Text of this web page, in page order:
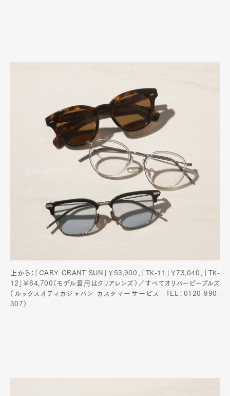
上から：「CARY GRANT SUN」￥53,900、「TK-11」￥73,040、「TK-
12」￥84,700（モデル着用はクリアレンズ）／すべてオリバーピープルズ
（ルックスオティカジャパン カスタマーサービス TEL：0120-990-
307）